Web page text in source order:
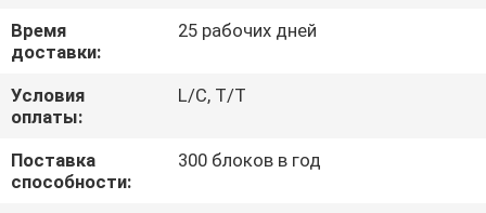
НОВОСТИ
СПРОСИТЕ
ЦИТАТУ
Время
доставки:
25 рабочих дней
Условия
оплаты:
L/C, T/T
Поставка
способности:
300 блоков в год